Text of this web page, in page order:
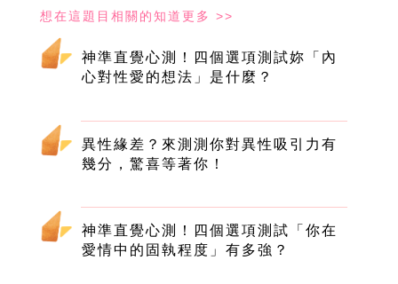
神準直覺心測！四個選項測試妳「內
心對性愛的想法」是什麼？
異性緣差？來測測你對異性吸引力有
幾分，驚喜等著你！
神準直覺心測！四個選項測試「你在
愛情中的固執程度」有多強？